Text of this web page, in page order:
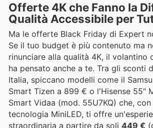
Offerte 4K che Fanno la
Qualità Accessibile per
Ma le offerte Black Friday di Expert
Se il tuo budget è più contenuto ma
rinunciare alla qualità 4K, il volantino
ha pensato anche a te. Tra gli sconti
Italia, spiccano modelli come il
Smart Tizen a 899 € o l'Hisense 55"
Smart Vidaa (mod. 55U7KQ) che, con
tecnologia MiniLED, ti offre
straordinaria a partire da soli 449 €